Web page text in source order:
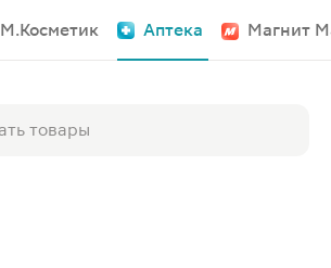
М.Косметик Аптека Магнит